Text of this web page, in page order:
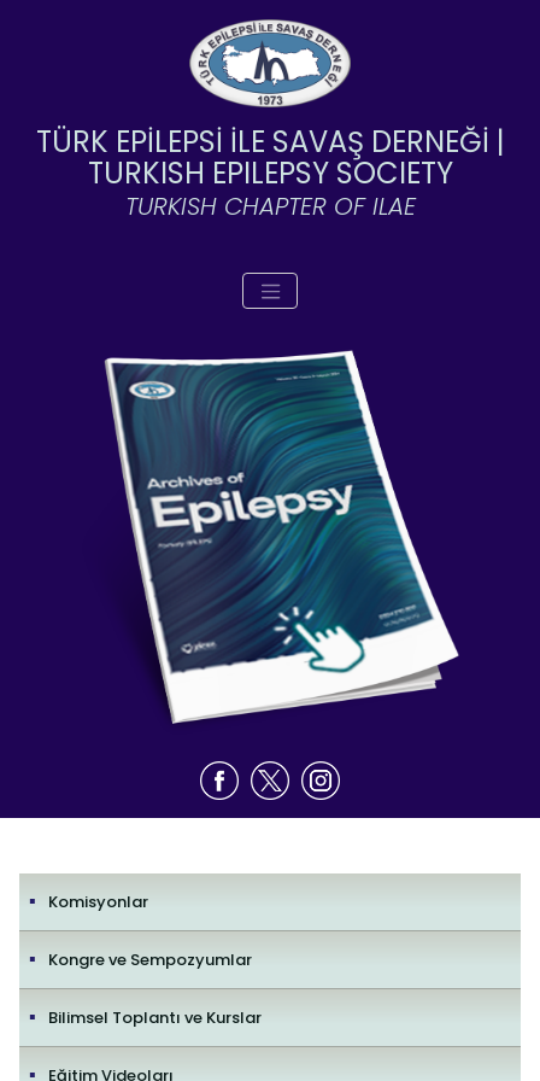
TÜRK EPİLEPSİ İLE SAVAŞ DERNEĞİ |
TURKISH EPILEPSY SOCIETY
TURKISH CHAPTER OF ILAE
Komisyonlar
Kongre ve Sempozyumlar
Bilimsel Toplantı ve Kurslar
Eğitim Videoları